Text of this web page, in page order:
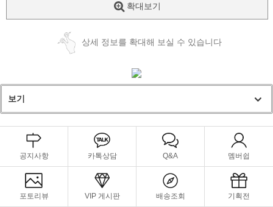
확대보기
상세 정보를 확대해 보실 수 있습니다
보기
공지사항 카톡상담 Q&A 멤버쉽
포토리뷰 VIP 게시판 배송조회 기획전